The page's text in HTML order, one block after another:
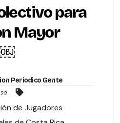
para
Mayor
Periodico Gente
de Jugadores